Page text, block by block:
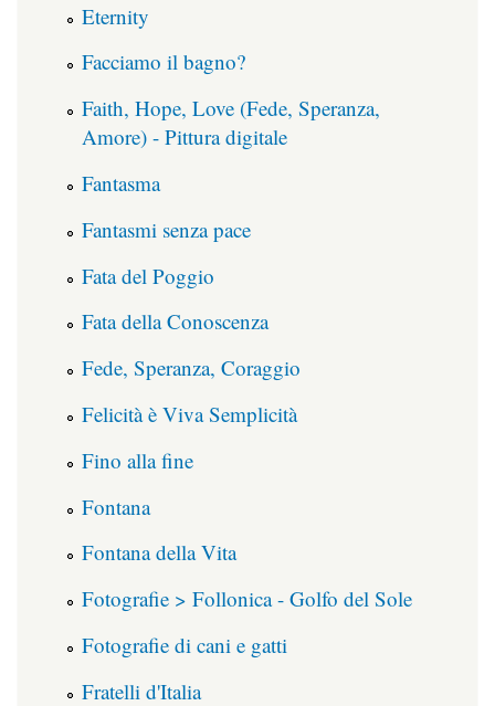
Eternity
Facciamo il bagno?
Faith, Hope, Love (Fede, Speranza,
Amore) - Pittura digitale
Fantasma
Fantasmi senza pace
Fata del Poggio
Fata della Conoscenza
Fede, Speranza, Coraggio
Felicità è Viva Semplicità
Fino alla fine
Fontana
Fontana della Vita
Fotografie > Follonica - Golfo del Sole
Fotografie di cani e gatti
Fratelli d'Italia